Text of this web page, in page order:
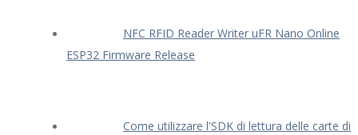
NFC RFID Reader Writer uFR Nano Online
ESP32 Firmware Release
Come utilizzare l'SDK di lettura delle carte di